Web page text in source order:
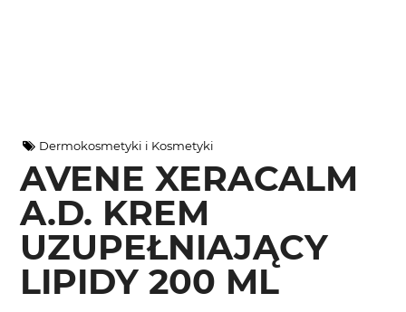
Dermokosmetyki i Kosmetyki
AVENE XERACALM
A.D. KREM
UZUPEŁNIAJĄCY
LIPIDY 200 ML